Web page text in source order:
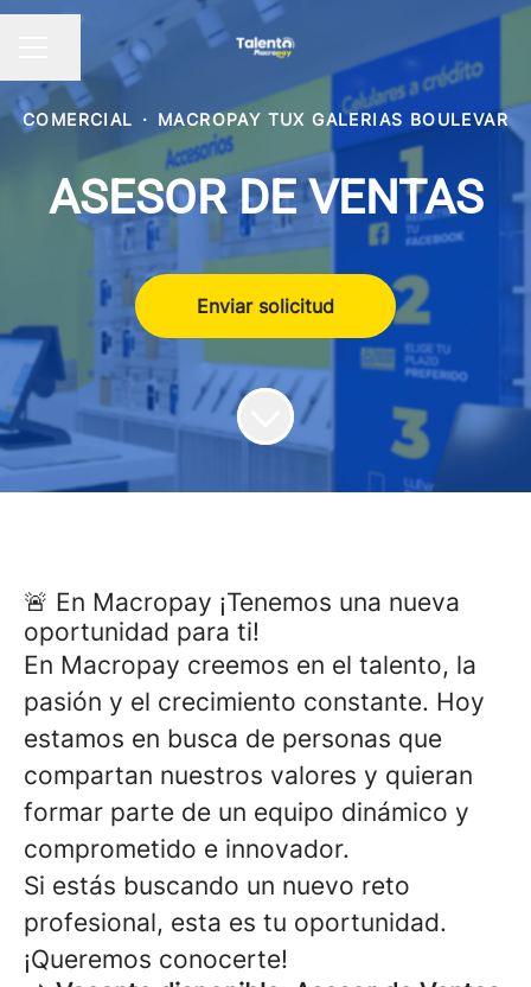
Menú de empleo
Compartir página
COMERCIAL · MACROPAY TUX GALERIAS BOULEVAR
ASESOR DE VENTAS
Enviar solicitud
🚨 En Macropay ¡Tenemos una nueva
oportunidad para ti!
En Macropay creemos en el talento, la
pasión y el crecimiento constante. Hoy
estamos en busca de personas que
compartan nuestros valores y quieran
formar parte de un equipo dinámico y
comprometido e innovador.
Si estás buscando un nuevo reto
profesional, esta es tu oportunidad.
¡Queremos conocerte!